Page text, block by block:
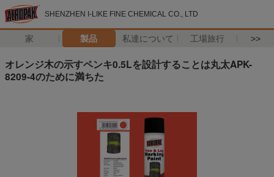
SHENZHEN I-LIKE FINE CHEMICAL CO., LTD
家 製品 私達について 工場旅行 >>
オレンジ木の示すペンキ0.5Lを設計することは丸太APK-
8209-4のために満ちた